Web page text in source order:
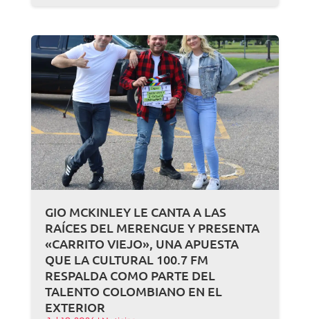
GIO MCKINLEY LE CANTA A LAS
RAÍCES DEL MERENGUE Y PRESENTA
«CARRITO VIEJO», UNA APUESTA
QUE LA CULTURAL 100.7 FM
RESPALDA COMO PARTE DEL
TALENTO COLOMBIANO EN EL
EXTERIOR